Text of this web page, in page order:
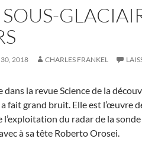
2018 CHARLES FRANKEL
dans la revue Science de la
fait grand bruit. Elle est l’œuvre
l’exploitation du radar de la
à sa tête Roberto Orosei.